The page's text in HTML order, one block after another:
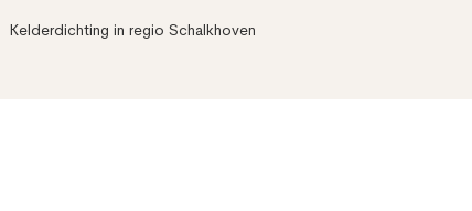
Kelderdichting in regio Schalkhoven